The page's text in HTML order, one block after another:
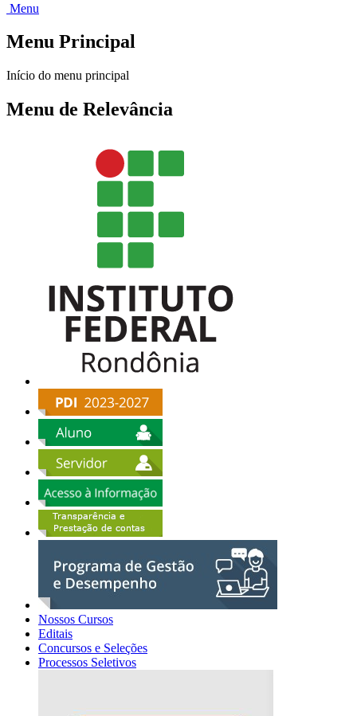
Menu
Menu Principal
Início do menu principal
Menu de Relevância
Nossos Cursos
Editais
Concursos e Seleções
Processos Seletivos